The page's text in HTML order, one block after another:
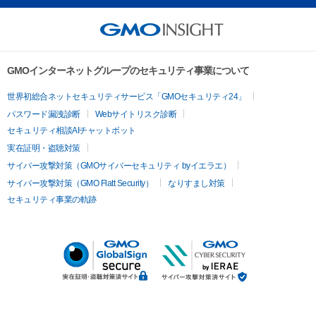
GMOインターネットグループのセキュリティ事業について
世界初総合ネットセキュリティサービス「GMOセキュリティ24」
パスワード漏洩診断
Webサイトリスク診断
セキュリティ相談AIチャットボット
実在証明・盗聴対策
サイバー攻撃対策（GMOサイバーセキュリティ byイエラエ）
サイバー攻撃対策（GMO Flatt Security）
なりすまし対策
セキュリティ事業の軌跡